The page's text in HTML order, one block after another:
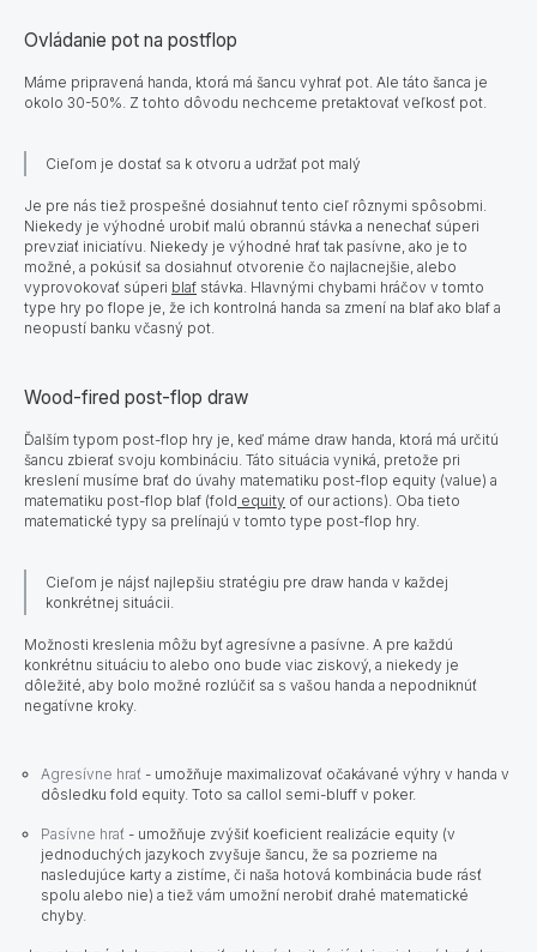
Ovládanie pot na postflop
Máme pripravená handa, ktorá má šancu vyhrať pot. Ale táto šanca je
okolo 30-50%. Z tohto dôvodu nechceme pretaktovať veľkosť pot.
Cieľom je dostať sa k otvoru a udržať pot malý
Je pre nás tiež prospešné dosiahnuť tento cieľ rôznymi spôsobmi.
Niekedy je výhodné urobiť malú obrannú stávka a nenechať súperi
prevziať iniciatívu. Niekedy je výhodné hrať tak pasívne, ako je to
možné, a pokúsiť sa dosiahnuť otvorenie čo najlacnejšie, alebo
vyprovokovať súperi blaf stávka. Hlavnými chybami hráčov v tomto
type hry po flope je, že ich kontrolná handa sa zmení na blaf ako blaf a
neopustí banku včasný pot.
Wood-fired post-flop draw
Ďalším typom post-flop hry je, keď máme draw handa, ktorá má určitú
šancu zbierať svoju kombináciu. Táto situácia vyniká, pretože pri
kreslení musíme brať do úvahy matematiku post-flop equity (value) a
matematiku post-flop blaf (fold equity of our actions). Oba tieto
matematické typy sa prelínajú v tomto type post-flop hry.
Cieľom je nájsť najlepšiu stratégiu pre draw handa v každej
konkrétnej situácii.
Možnosti kreslenia môžu byť agresívne a pasívne. A pre každú
konkrétnu situáciu to alebo ono bude viac ziskový, a niekedy je
dôležité, aby bolo možné rozlúčiť sa s vašou handa a nepodniknúť
negatívne kroky.
Agresívne hrať - umožňuje maximalizovať očakávané výhry v handa v
dôsledku fold equity. Toto sa callol semi-bluff v poker.
Pasívne hrať - umožňuje zvýšiť koeficient realizácie equity (v
jednoduchých jazykoch zvyšuje šancu, že sa pozrieme na
nasledujúce karty a zistíme, či naša hotová kombinácia bude rásť
spolu alebo nie) a tiež vám umožní nerobiť drahé matematické
chyby.